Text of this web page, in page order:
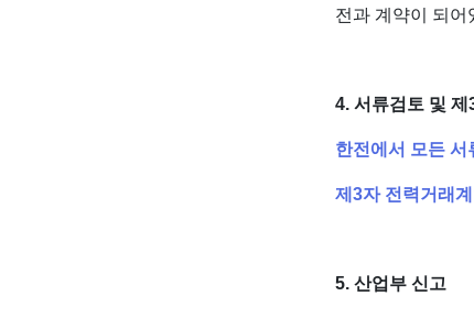
전과 계약이 되어
4. 서류검토 및
한전에서 모든
제3자 전력거래
5. 산업부 신고